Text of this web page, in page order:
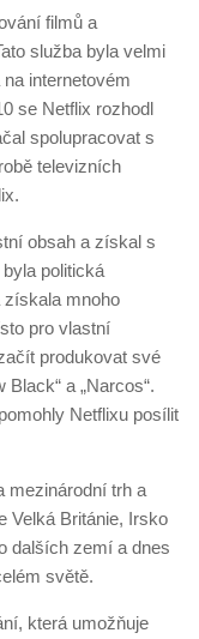
filmů a
služba byla velmi
internetovém
se Netflix rozhodl
spolupracovat s
televizních
obsah a získal s
politická
získala mnoho
pro vlastní
produkovat své
a „Narcos“.
Netflixu posílit
mezinárodní trh a
Velká Británie, Irsko
dalších zemí a dnes
světě.
která umožňuje